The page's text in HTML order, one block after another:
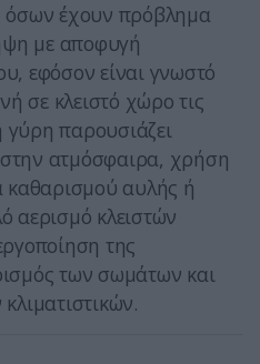
έχουν πρόβλημα
με αποφυγή
εφόσον είναι γνωστό
σε κλειστό χώρο τις
παρουσιάζει
ατμόσφαιρα, χρήση
καθαρισμού αυλής ή
αερισμό κλειστών
της
των σωμάτων και